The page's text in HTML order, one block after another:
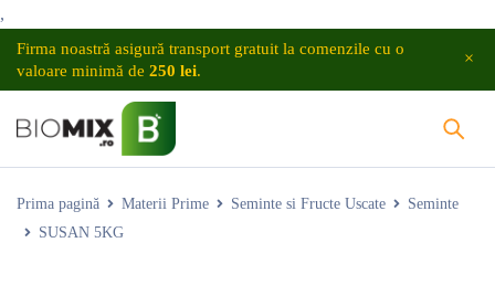
,
Firma noastră asigură transport gratuit la comenzile cu o
valoare minimă de 250 lei.
Prima pagină Materii Prime Seminte si Fructe Uscate
Seminte
SUSAN 5KG